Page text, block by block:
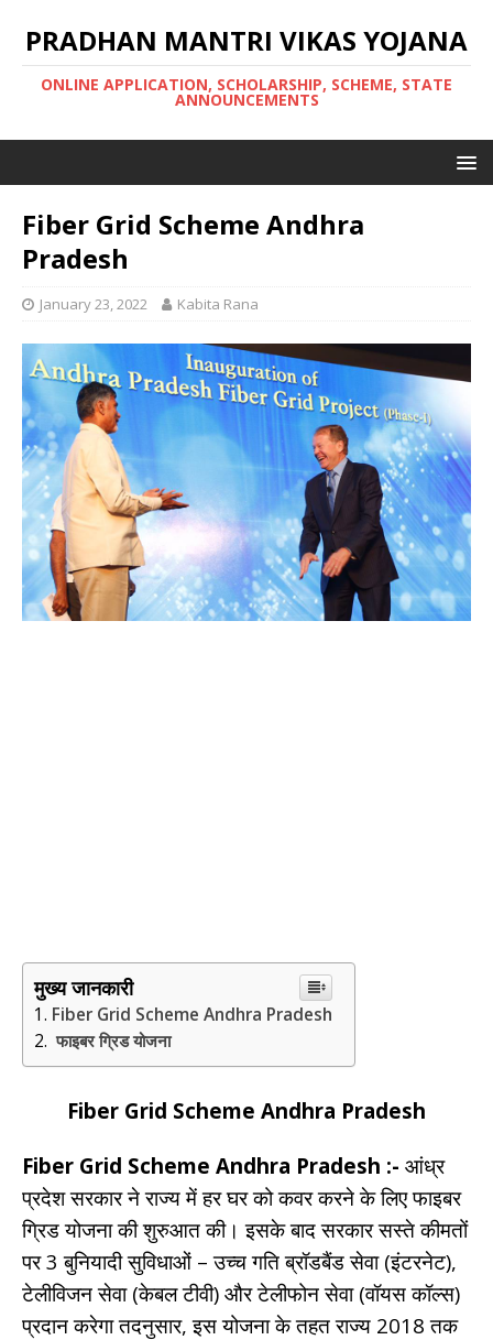
PRADHAN MANTRI VIKAS YOJANA
ONLINE APPLICATION, SCHOLARSHIP, SCHEME, STATE
ANNOUNCEMENTS
Fiber Grid Scheme Andhra
Pradesh
January 23, 2022 Kabita Rana
मुख्य जानकारी
Fiber Grid Scheme Andhra Pradesh
फाइबर ग्रिड योजना
Fiber Grid Scheme Andhra Pradesh
Fiber Grid Scheme Andhra Pradesh :- आंध्र
प्रदेश सरकार ने राज्य में हर घर को कवर करने के लिए फाइबर
ग्रिड योजना की शुरुआत की। इसके बाद सरकार सस्ते कीमतों
पर 3 बुनियादी सुविधाओं – उच्च गति ब्रॉडबैंड सेवा (इंटरनेट),
टेलीविजन सेवा (केबल टीवी) और टेलीफोन सेवा (वॉयस कॉल्स)
प्रदान करेगा तदनुसार, इस योजना के तहत राज्य 2018 तक